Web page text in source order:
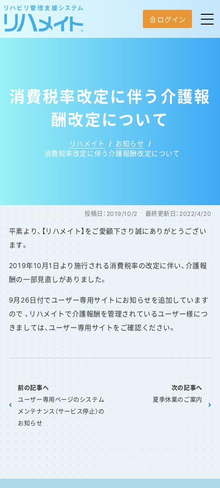
lock_open ログイン
消費税率改定に伴う介護報
酬改定について
リハメイト / お知らせ /
消費税率改定に伴う介護報酬改定について
投稿日： 2019/10/2 最終更新日： 2022/4/20
平素より、【リハメイト】をご愛顧下さり誠にありがとうござい
ます。
2019年10月1日より施行される消費税率の改定に伴い、介護報
酬の一部見直しがありました。
9月26日付でユーザー専用サイトにお知らせを追加しています
ので 、リハメイトで介護報酬を管理されているユーザー様につ
きましては、ユーザー専用サイトをご確認ください。
前の記事へ
ユーザー専用ページのシステム
メンテナンス（サービス停止）の
お知らせ
次の記事へ
夏季休業のご案内